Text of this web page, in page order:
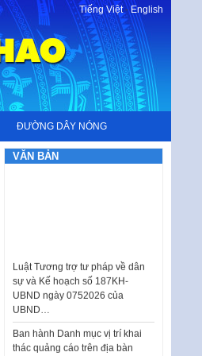
Tiếng Việt-English
ĐƯỜNG DÂY NÓNG
VĂN BẢN
sự và Kế hoạch số 187KH-
UBND ngày 0752026 của
UBND…
Ban hành Danh mục vị trí khai
thác quảng cáo trên địa bàn
thành phố Hà Nội